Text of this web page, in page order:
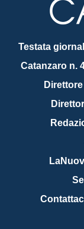
Testata
Catanzaro n.